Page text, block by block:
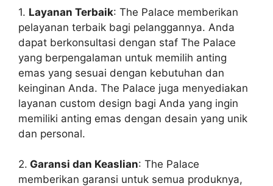
1. Layanan Terbaik: The Palace memberikan
pelayanan terbaik bagi pelanggannya. Anda
dapat berkonsultasi dengan staf The Palace
yang berpengalaman untuk memilih anting
emas yang sesuai dengan kebutuhan dan
keinginan Anda. The Palace juga menyediakan
layanan custom design bagi Anda yang ingin
memiliki anting emas dengan desain yang unik
dan personal.
2. Garansi dan Keaslian: The Palace
memberikan garansi untuk semua produknya,